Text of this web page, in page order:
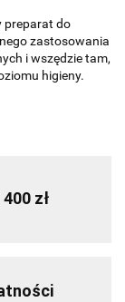
preparat do
zastosowania
i wszędzie tam,
higieny.
zł